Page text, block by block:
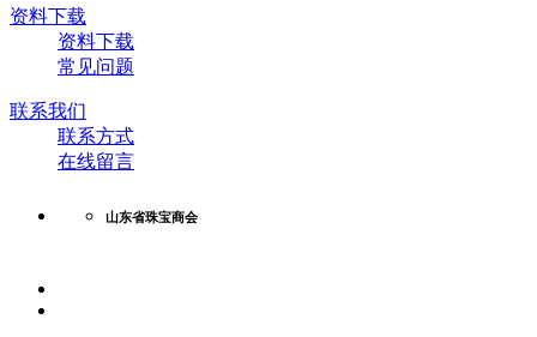
资料下载
资料下载
常见问题
联系我们
联系方式
在线留言
山东省珠宝商会